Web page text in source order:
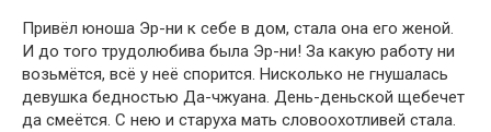
Привёл юноша Эр-ни к себе в дом, стала она его женой.
И до того трудолюбива была Эр-ни! За какую работу ни
возьмётся, всё у неё спорится. Нисколько не гнушалась
девушка бедностью Да-чжуана. День-деньской щебечет
да смеётся. С нею и старуха мать словоохотливей стала.